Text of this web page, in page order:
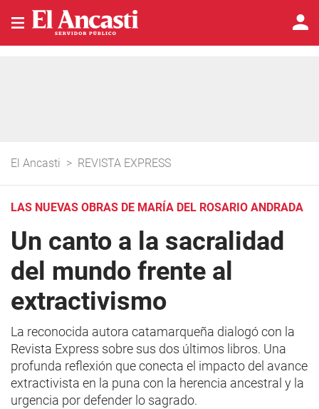
El Ancasti > REVISTA EXPRESS
LAS NUEVAS OBRAS DE MARÍA DEL ROSARIO ANDRADA
Un canto a la sacralidad
del mundo frente al
extractivismo
La reconocida autora catamarqueña dialogó con la
Revista Express sobre sus dos últimos libros. Una
profunda reflexión que conecta el impacto del avance
extractivista en la puna con la herencia ancestral y la
urgencia por defender lo sagrado.